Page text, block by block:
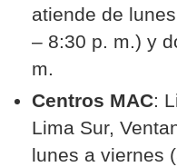
atiende de
– 8:30 p. m.) y
m.
Centros MAC:
Lima Sur,
lunes a viernes